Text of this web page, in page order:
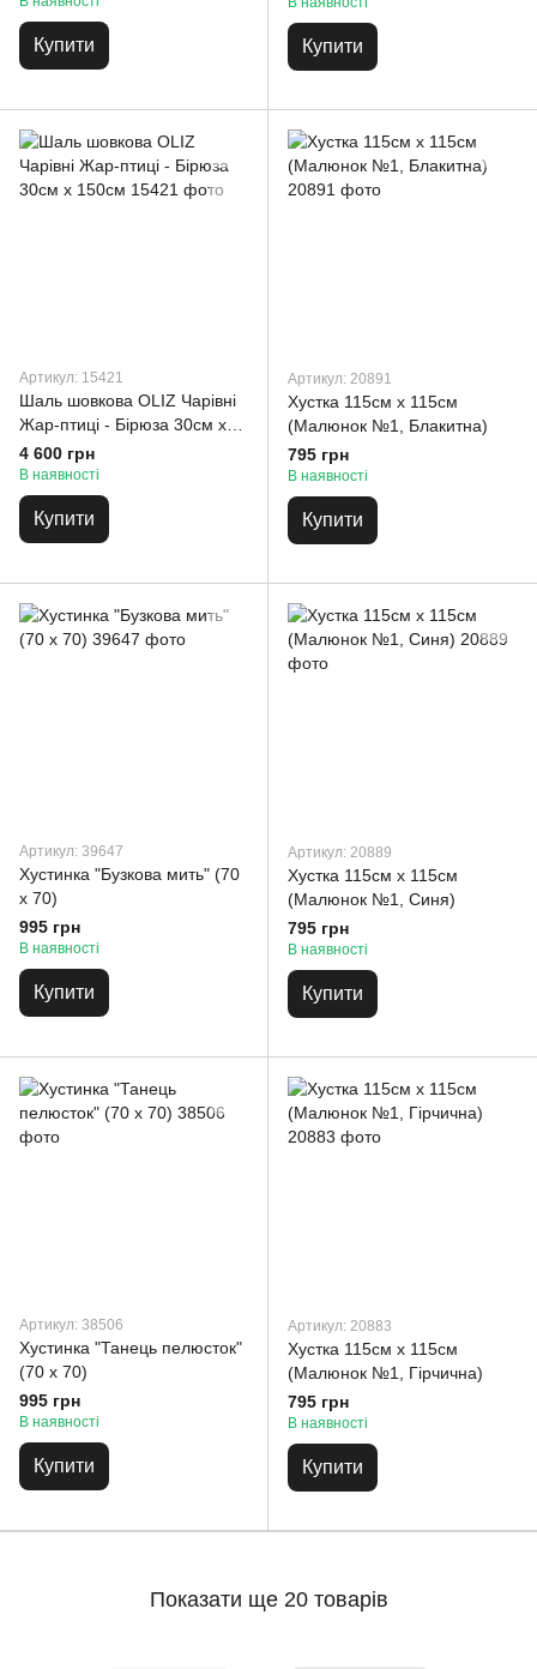
Купити Купити
Артикул: 15421
Шаль шовкова OLIZ Чарівні
Жар-птиці - Бірюза 30см x
150см
4 600 грн
В наявності
Купити
Артикул: 20891
Хустка 115см х 115см
(Малюнок №1, Блакитна)
795 грн
В наявності
Купити
Артикул: 39647
Хустинка "Бузкова мить" (70
х 70)
995 грн
В наявності
Купити
Артикул: 20889
Хустка 115см х 115см
(Малюнок №1, Синя)
795 грн
В наявності
Купити
Артикул: 38506
Хустинка "Танець пелюсток"
(70 х 70)
995 грн
В наявності
Купити
Артикул: 20883
Хустка 115см х 115см
(Малюнок №1, Гірчична)
795 грн
В наявності
Купити
Показати ще 20 товарів